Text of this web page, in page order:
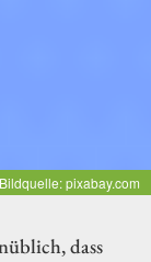
Bildquelle: pixabay.com
dass